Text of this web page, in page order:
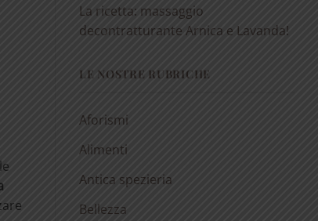
La ricetta: massaggio
decontratturante Arnica e Lavanda!
LE NOSTRE RUBRICHE
Aforismi
Alimenti
Antica spezieria
Bellezza